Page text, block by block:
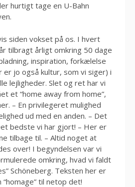
hurtigt tage en U-Bahn
siden vokset på os. I hvert
tilbragt årligt omkring 50 dage
inspiration, forkælelse
er jo også kultur, som vi siger) i
lejligheder. Slet og ret har vi
et “home away from home”,
– En privilegeret mulighed
ud med en anden. – Det
bedste vi har gjort! – Her er
tilbage til. – Altid noget at
over! I begyndelsen var vi
omkring, hvad vi faldt
Schöneberg. Teksten her er
til netop det!